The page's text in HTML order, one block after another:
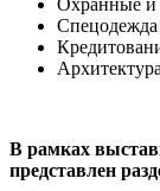
Спецодежда
В рамках
представлен